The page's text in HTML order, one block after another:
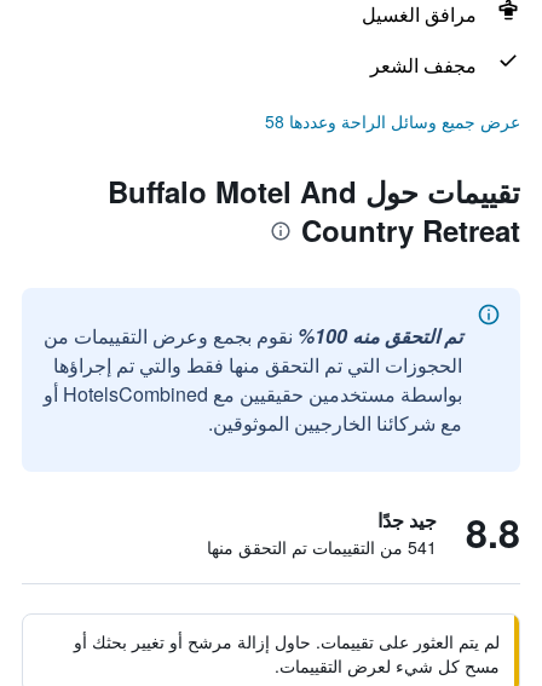
مرافق الغسيل
مجفف الشعر
عرض جميع وسائل الراحة وعددها 58
تقييمات حول Buffalo Motel And
Country Retreat
تم التحقق منه 100%
نقوم بجمع وعرض التقييمات من
الحجوزات التي تم التحقق منها فقط والتي تم إجراؤها
بواسطة مستخدمين حقيقيين مع HotelsCombined أو
مع شركائنا الخارجيين الموثوقين.
8.8 جيد جدًا
541 من التقييمات تم التحقق منها
لم يتم العثور على تقييمات. حاول إزالة مرشح أو تغيير بحثك أو
مسح كل شيء لعرض التقييمات.